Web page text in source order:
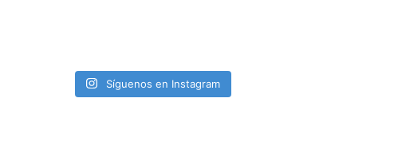
Síguenos en Instagram